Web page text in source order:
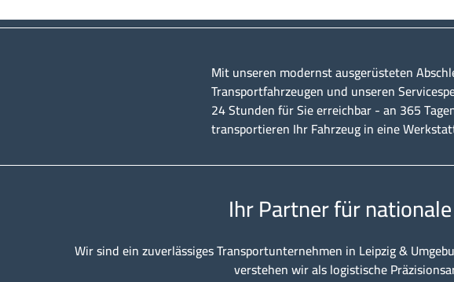
Mit unseren modernst ausgerüsteten
Transportfahrzeugen und unseren
24 Stunden für Sie erreichbar - an 365
transportieren Ihr Fahrzeug in eine
Ihr Partner für
Wir sind ein zuverlässiges Transportunternehmen in Leipzig &
verstehen wir als logistische